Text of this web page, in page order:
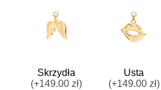
Skrzydła
(+149.00 zł)
Usta
(+149.00 zł)